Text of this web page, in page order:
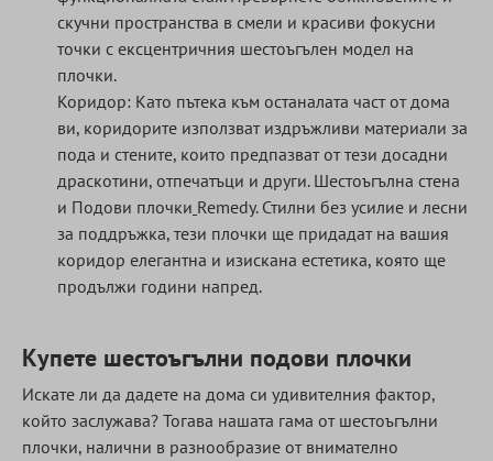
скучни пространства в смели и красиви фокусни
точки с ексцентричния шестоъгълен модел на
плочки.
Коридор: Като пътека към останалата част от дома
ви, коридорите използват издръжливи материали за
пода и стените, които предпазват от тези досадни
драскотини, отпечатъци и други. Шестоъгълна стена
и Подови плочки Remedy. Стилни без усилие и лесни
за поддръжка, тези плочки ще придадат на вашия
коридор елегантна и изискана естетика, която ще
продължи години напред.
Купете шестоъгълни подови плочки
Искате ли да дадете на дома си удивителния фактор,
който заслужава? Тогава нашата гама от шестоъгълни
плочки, налични в разнообразие от внимателно